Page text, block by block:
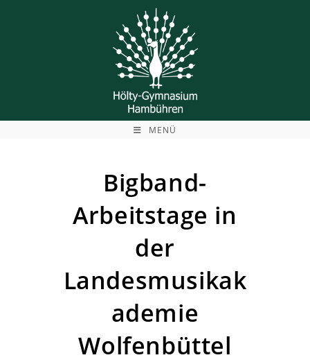
MENÜ
Bigband-
Arbeitstage in
der
Landesmusikak
ademie
Wolfenbüttel